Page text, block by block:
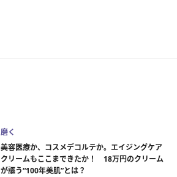
磨く
美容医療か、コスメデコルテか。エイジングケア
クリームもここまできたか！ 18万円のクリーム
が謳う“100年美肌”とは？